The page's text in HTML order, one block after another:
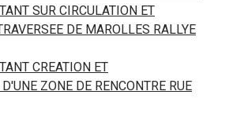
SUR CIRCULATION ET
DE MAROLLES RALLYE
CREATION ET
ZONE DE RENCONTRE RUE